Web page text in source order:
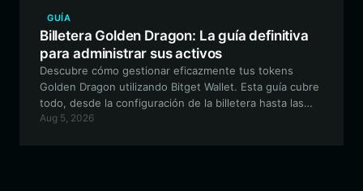
GUÍA
Billetera Golden Dragon: La guía definitiva
para administrar sus activos
Descubre cómo gestionar eficazmente tus tokens
Golden Dragon utilizando Bitget Wallet. Esta guía cubre
todo, desde la configuración de la billetera hasta las
interacciones avanzadas en la cadena dentro del
Aug 5, 2026